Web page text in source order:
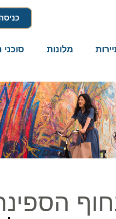
כניסה
מלונות סוכני